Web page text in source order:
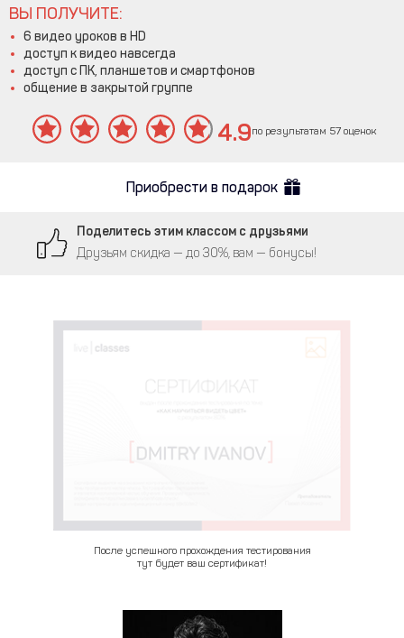
ВЫ ПОЛУЧИТЕ:
6 видео уроков в HD
доступ к видео навсегда
доступ с ПК, планшетов и смартфонов
общение в закрытой группе
4.9по результатам 57 оценок
Приобрести в подарок
Поделитесь этим классом с друзьями
Друзьям скидка — до 30%, вам — бонусы!
После успешного прохождения тестирования
тут будет ваш сертификат!